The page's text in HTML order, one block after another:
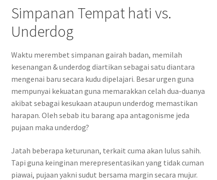
Simpanan Tempat hati vs.
Underdog
Waktu merembet simpanan gairah badan, memilah
kesenangan & underdog diartikan sebagai satu diantara
mengenai baru secara kudu dipelajari. Besar urgen guna
mempunyai kekuatan guna memarakkan celah dua-duanya
akibat sebagai kesukaan ataupun underdog memastikan
harapan. Oleh sebab itu barang apa antagonisme jeda
pujaan maka underdog?
Jatah beberapa keturunan, terkait cuma akan lulus sahih.
Tapi guna keinginan merepresentasikan yang tidak cuman
piawai, pujaan yakni sudut bersama margin secara mujur.